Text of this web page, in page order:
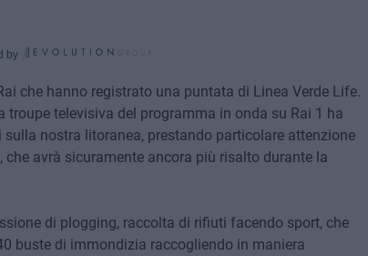
by
che hanno registrato una puntata di Linea Verde Life.
televisiva del programma in onda su Rai 1 ha
nostra litoranea, prestando particolare attenzione
avrà sicuramente ancora più risalto durante la
di plogging, raccolta di rifiuti facendo sport, che
buste di immondizia raccogliendo in maniera